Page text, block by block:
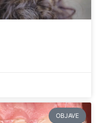
OBJAVE